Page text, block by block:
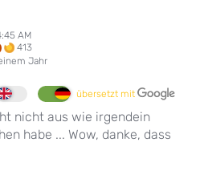
AM
413
Jahr
übersetzt mit
nicht aus wie irgendein
habe ... Wow, danke, dass